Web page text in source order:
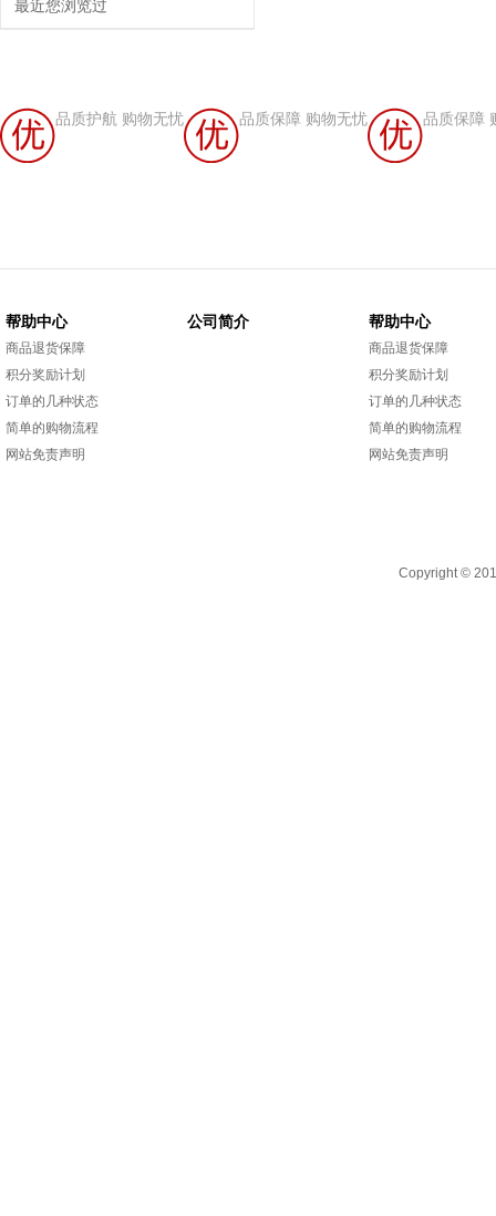
最近您浏览过
品质护航 购物无忧 品质保障 购物无忧 品质保障
帮助中心
商品退货保障
积分奖励计划
订单的几种状态
简单的购物流程
网站免责声明
公司简介 帮助中心
商品退货保障
积分奖励计划
订单的几种状态
简单的购物流程
网站免责声明
Copyright ©